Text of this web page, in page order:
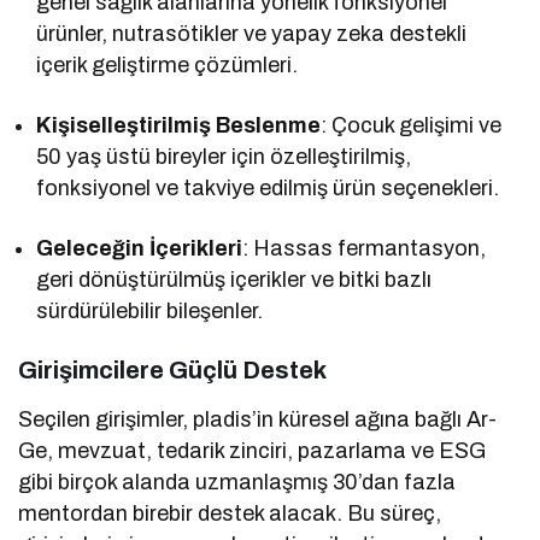
ürünler, nutrasötikler ve yapay zeka destekli
içerik geliştirme çözümleri.
Kişiselleştirilmiş Beslenme: Çocuk gelişimi ve
50 yaş üstü bireyler için özelleştirilmiş,
fonksiyonel ve takviye edilmiş ürün seçenekleri.
Geleceğin İçerikleri: Hassas fermantasyon,
geri dönüştürülmüş içerikler ve bitki bazlı
sürdürülebilir bileşenler.
Girişimcilere Güçlü Destek
Seçilen girişimler, pladis’in küresel ağına bağlı Ar-
Ge, mevzuat, tedarik zinciri, pazarlama ve ESG
gibi birçok alanda uzmanlaşmış 30’dan fazla
mentordan birebir destek alacak. Bu süreç,